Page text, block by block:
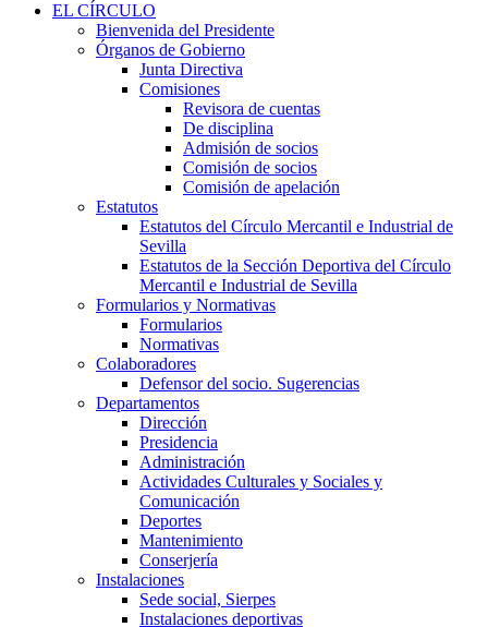
EL CÍRCULO
Bienvenida del Presidente
Órganos de Gobierno
Junta Directiva
Comisiones
Revisora de cuentas
De disciplina
Admisión de socios
Comisión de socios
Comisión de apelación
Estatutos
Estatutos del Círculo Mercantil e Industrial de
Sevilla
Estatutos de la Sección Deportiva del Círculo
Mercantil e Industrial de Sevilla
Formularios y Normativas
Formularios
Normativas
Colaboradores
Defensor del socio. Sugerencias
Departamentos
Dirección
Presidencia
Administración
Actividades Culturales y Sociales y
Comunicación
Deportes
Mantenimiento
Conserjería
Instalaciones
Sede social, Sierpes
Instalaciones deportivas